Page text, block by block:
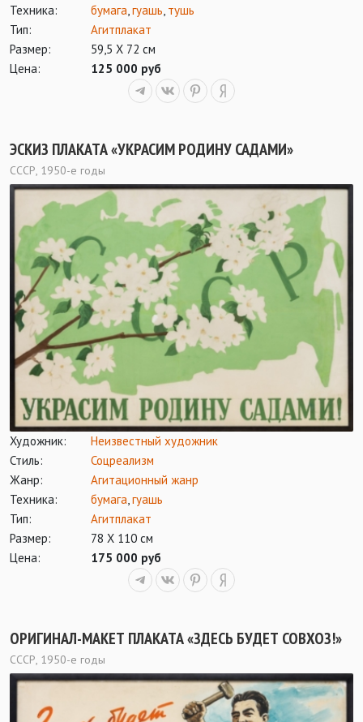
Техника:
бумага гуашь тушь
Тип:
Агитплакат
Размер:
59,5 Х 72 см
Цена:
125 000 руб
ЭСКИЗ ПЛАКАТА «УКРАСИМ РОДИНУ САДАМИ»
СССР, 1950-е годы
Художник:
Неизвестный художник
Стиль:
Соцреализм
Жанр:
Агитационный жанр
Техника:
бумага,гуашь
Тип:
Агитплакат
Размер:
78 Х 110 см
Цена:
175 000 руб
ОРИГИНАЛ-МАКЕТ ПЛАКАТА «ЗДЕСЬ БУДЕТ СОВХОЗ!»
СССР, 1950-е годы